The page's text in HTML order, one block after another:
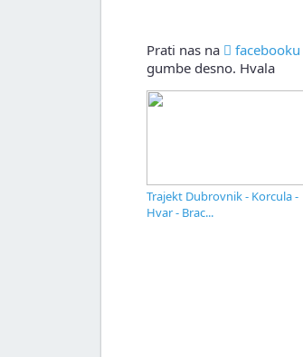
Prati nas na facebooku
gumbe desno. Hvala
Trajekt Dubrovnik - Korcula -
Hvar - Brac...